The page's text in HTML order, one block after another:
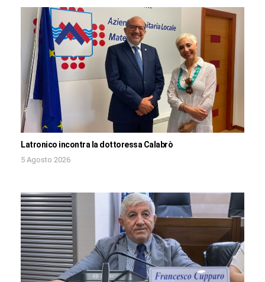
Latronico incontra la dottoressa Calabrò
5 Agosto 2026